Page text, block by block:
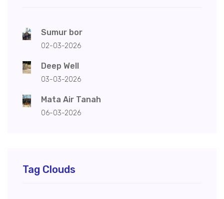
Sumur bor
02-03-2026
Deep Well
03-03-2026
Mata Air Tanah
06-03-2026
Tag Clouds